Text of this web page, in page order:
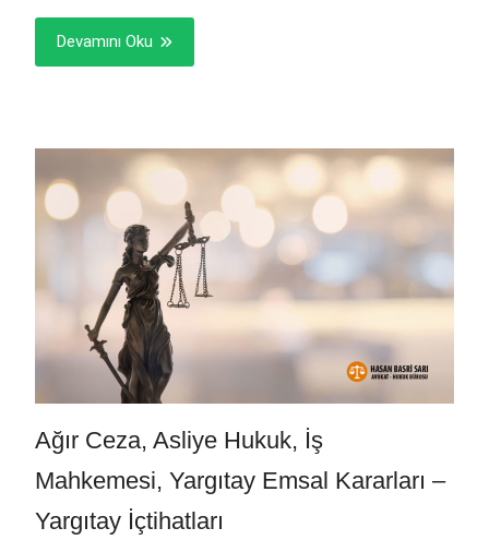
Devamını Oku
Ağır Ceza, Asliye Hukuk, İş
Mahkemesi, Yargıtay Emsal Kararları –
Yargıtay İçtihatları